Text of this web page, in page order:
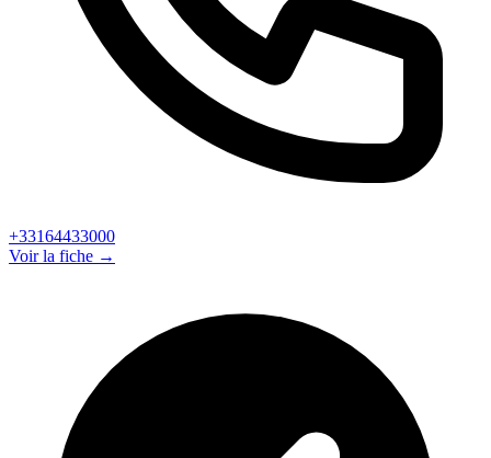
+33164433000
Voir la fiche →